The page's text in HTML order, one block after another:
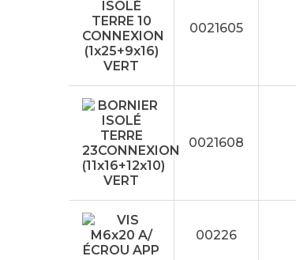
0021605
0021608
00226